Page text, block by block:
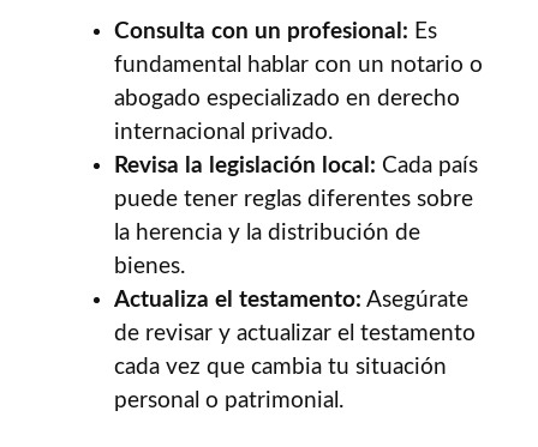
Consulta con un profesional: Es
fundamental hablar con un notario o
abogado especializado en derecho
internacional privado.
Revisa la legislación local: Cada país
puede tener reglas diferentes sobre
la herencia y la distribución de
bienes.
Actualiza el testamento: Asegúrate
de revisar y actualizar el testamento
cada vez que cambia tu situación
personal o patrimonial.